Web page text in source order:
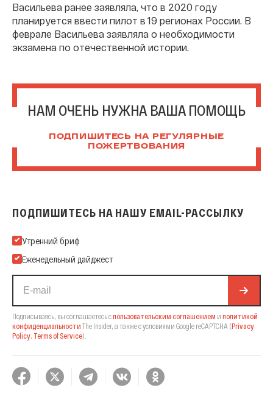
Васильева ранее заявляла, что в 2020 году
планируется ввести пилот в 19 регионах России. В
феврале Васильева заявляла о необходимости
экзамена по отечественной истории.
НАМ ОЧЕНЬ НУЖНА ВАША ПОМОЩЬ
ПОДПИШИТЕСЬ НА РЕГУЛЯРНЫЕ
ПОЖЕРТВОВАНИЯ
ПОДПИШИТЕСЬ НА НАШУ EMAIL-РАССЫЛКУ
Подпишитесь на нашу Email-рассылку
Утренний бриф
Еженедельный дайджест
Подписываясь, вы соглашаетесь спользовательским соглашением и политикой
конфиденциальности The Insider, а также с условиями Google reCAPTCHA (Privacy
Policy Terms of Service).